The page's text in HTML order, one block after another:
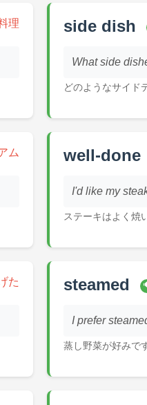
理 side dish
What side
どのようなサイド
ム well-done
I'd like my
ステーキはよく焼
た steamed
I prefer
蒸し野菜が好みで